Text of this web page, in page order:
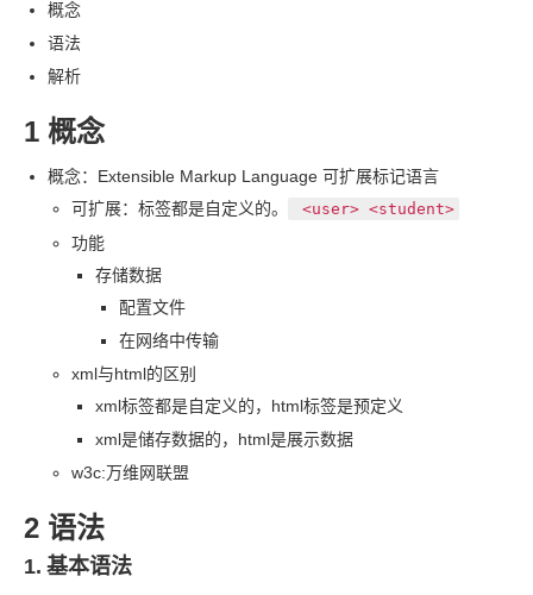
概念
语法
解析
1 概念
概念：Extensible Markup Language 可扩展标记语言
可扩展：标签都是自定义的。
<user> <student>
功能
存储数据
配置文件
在网络中传输
xml与html的区别
xml标签都是自定义的，html标签是预定义
xml是储存数据的，html是展示数据
w3c:万维网联盟
2 语法
1. 基本语法